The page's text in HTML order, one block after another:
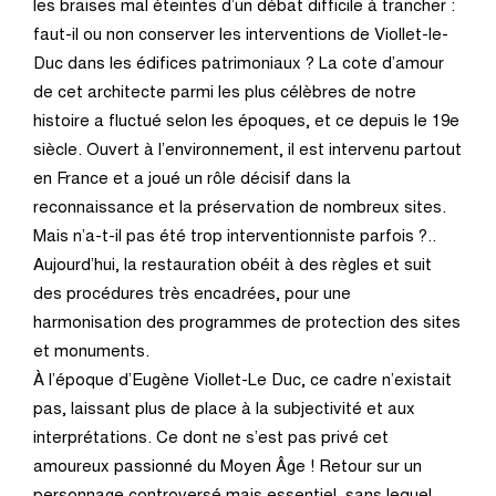
Nous sommes Isabelle et Marthe, les conférencières du
Musée des Augustins.
[Marthe Pierot]
Oui et dans ce deuxième podcast de la série nous allons
vous présenter le sujet “Femme, féminité et féminisme,
objet et enjeux de l’histoire des arts”.
[Isabelle Bâlon-Barberis]
Voilà nous allons nous demander quels sont les liens qui
existent entre l’art et les femmes ? Quel rôle les femmes
ont joué au fil des siècles ?
[Marthe Pierot]
Bonjour
[Isabelle Bâlon-Barberis]
Bonjour à toutes et à tous nous nous retrouvons donc pour
le deuxième volet de Femmes, Féminité, Féminisme. Alors
on a vu dans un premier temps que la femme était ange ou
démon. Elle était soumise au désir de l’homme. Elle était
montrée également puissante. Elle était représentée sous
différentes images. Mais elle entretient aussi avec l’art un
autre lien c’est celui de la femme créatrice.
les braises mal éteintes d’un débat difficile à trancher :
faut-il ou non conserver les interventions de Viollet-le-
Duc dans les édifices patrimoniaux ? La cote d’amour
de cet architecte parmi les plus célèbres de notre
histoire a fluctué selon les époques, et ce depuis le 19e
siècle. Ouvert à l’environnement, il est intervenu partout
en France et a joué un rôle décisif dans la
reconnaissance et la préservation de nombreux sites.
Mais n’a-t-il pas été trop interventionniste parfois ?..
Aujourd’hui, la restauration obéit à des règles et suit
des procédures très encadrées, pour une
harmonisation des programmes de protection des sites
et monuments.
À l’époque d’Eugène Viollet-Le Duc, ce cadre n’existait
pas, laissant plus de place à la subjectivité et aux
interprétations. Ce dont ne s’est pas privé cet
amoureux passionné du Moyen Âge ! Retour sur un